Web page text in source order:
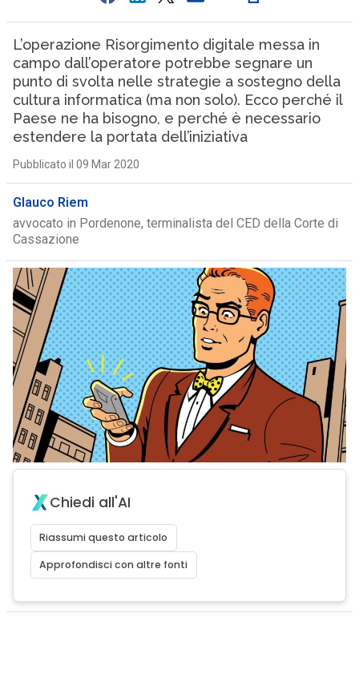
L’operazione Risorgimento digitale messa in
campo dall’operatore potrebbe segnare un
punto di svolta nelle strategie a sostegno della
cultura informatica (ma non solo). Ecco perché il
Paese ne ha bisogno, e perché è necessario
estendere la portata dell’iniziativa
Pubblicato il 09 Mar 2020
Glauco Riem
avvocato in Pordenone, terminalista del CED della Corte di
Cassazione
Chiedi all'AI
Riassumi questo articolo
Approfondisci con altre fonti